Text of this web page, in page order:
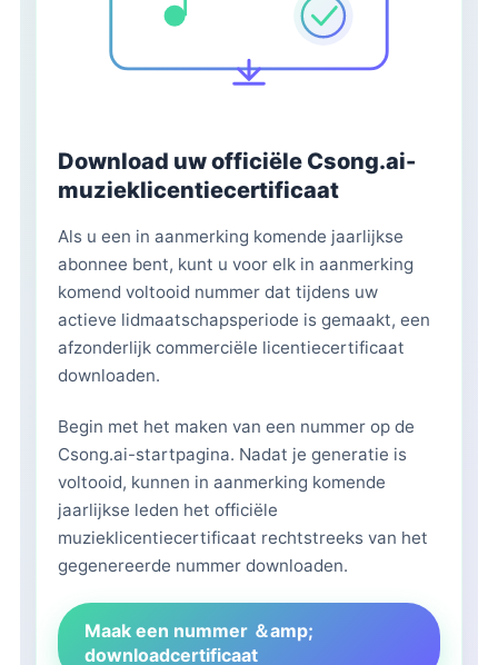
Download uw officiële Csong.ai-
muzieklicentiecertificaat
Als u een in aanmerking komende jaarlijkse
abonnee bent, kunt u voor elk in aanmerking
komend voltooid nummer dat tijdens uw
actieve lidmaatschapsperiode is gemaakt, een
afzonderlijk commerciële licentiecertificaat
downloaden.
Begin met het maken van een nummer op de
Csong.ai-startpagina. Nadat je generatie is
voltooid, kunnen in aanmerking komende
jaarlijkse leden het officiële
muzieklicentiecertificaat rechtstreeks van het
gegenereerde nummer downloaden.
Maak een nummer ＆amp;
downloadcertificaat